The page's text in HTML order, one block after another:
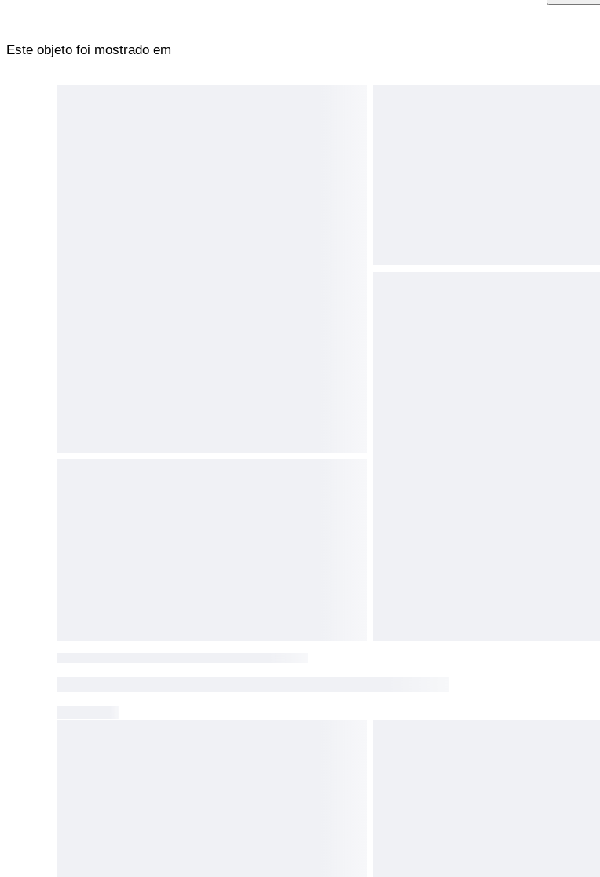
Este objeto foi mostrado em